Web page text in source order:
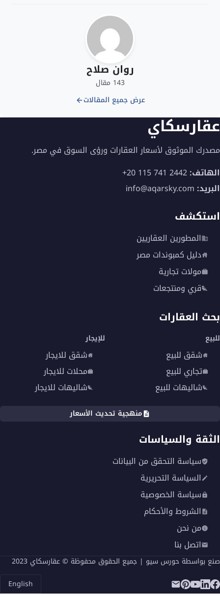
روان صلاح
143 مقال
عرض جميع المقالات
عقارسكاي
مصدرك الموثوق لأسعار العقارات ورؤى السوق في مصر.
الهاتف:+20 115 741 2442
البريد: info@aqarsky.com
استكشف
المطورين العقاريين
دليل كمبوندات مصر
مولات تجارية
قري ومنتجعات
بحث العقارات
للبيع
شقق للبيع
تجاري للبيع
شاليهات للبيع
للإيجار
شقق للايجار
محلات للايجار
شاليهات للايجار
منهجية تحديث الأسعار
الثقة والسياسات
سياسة التحقق من البيانات
السياسة التحريرية
سياسة الخصوصية
الشروط والأحكام
من نحن
اتصل بنا
صنع بواسطة حورس سيو | جميع الحقوق محفوظة © عقارسكاي 2023
English